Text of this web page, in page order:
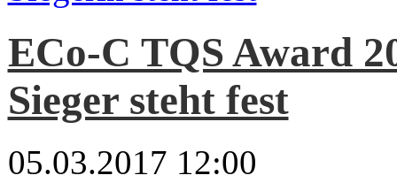
ECo-C TQS Award
Sieger steht fest
05.03.2017 12:00